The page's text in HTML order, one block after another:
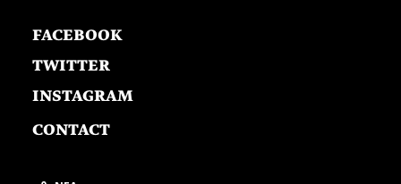
FACEBOOK
TWITTER
INSTAGRAM
CONTACT